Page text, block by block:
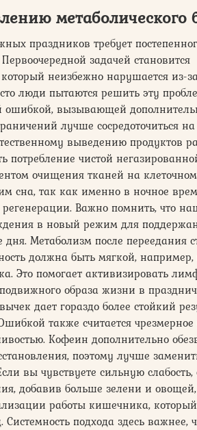
метаболического
праздников требует
задачей становится
неизбежно нарушается из-
люди пытаются решить эту
ошибкой, вызывающей
лучше сосредоточиться
выведению продуктов
потребление чистой
очищения тканей на
сна, так как именно в ночное
Важно помнить, что
в новый режим для
Метаболизм после переедания
должна быть мягкой, например,
Это помогает активизировать
образа жизни в
дает гораздо более стойкий
также считается чрезмерное
Кофеин дополнительно
поэтому лучше
вы чувствуете сильную слабость,
добавив больше зелени и
работы кишечника,
подхода здесь важнее,